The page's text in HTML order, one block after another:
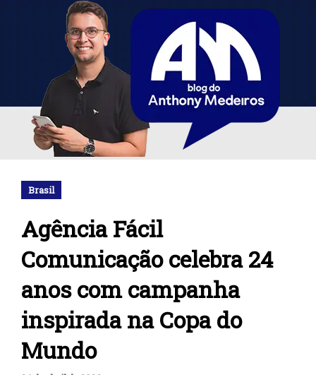
Brasil
Agência Fácil
Comunicação celebra 24
anos com campanha
inspirada na Copa do
Mundo